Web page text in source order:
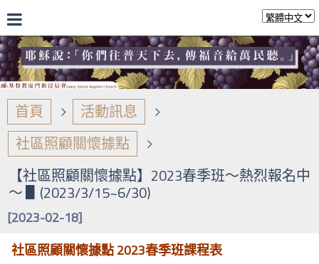
首頁
活動訊息
社區照顧關懷據點
【社區照顧關懷據點】2023春季班～熱烈報名中
～ ▋(2023/3/15~6/30)
[2023-02-18]
社區照顧關懷據點 2023春季班課程表